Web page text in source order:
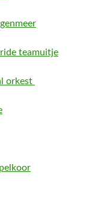
teamuitje
orkest